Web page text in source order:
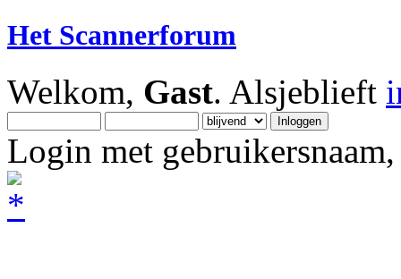
Het Scannerforum
Welkom, Gast. Alsjeblieft
Login met